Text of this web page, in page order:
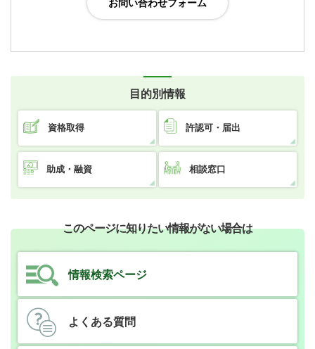
目的別情報
資格取得 許認可・届出
助成・融資 相談窓口
このページに知りたい情報がない場合は
情報検索ページ
よくある質問